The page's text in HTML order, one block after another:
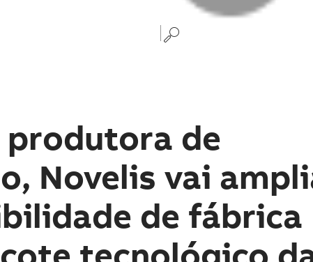
produtora de
Novelis vai
de fábrica